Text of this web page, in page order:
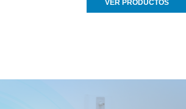
VER PRODUCTOS